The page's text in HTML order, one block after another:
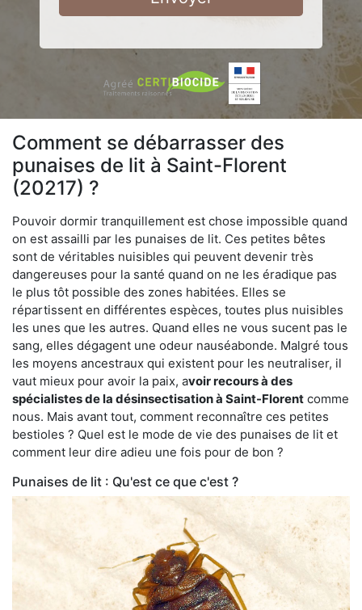
Comment se débarrasser des
punaises de lit à Saint-Florent
(20217) ?
Pouvoir dormir tranquillement est chose impossible quand
on est assailli par les punaises de lit. Ces petites bêtes
sont de véritables nuisibles qui peuvent devenir très
dangereuses pour la santé quand on ne les éradique pas
le plus tôt possible des zones habitées. Elles se
répartissent en différentes espèces, toutes plus nuisibles
les unes que les autres. Quand elles ne vous sucent pas le
sang, elles dégagent une odeur nauséabonde. Malgré tous
les moyens ancestraux qui existent pour les neutraliser, il
vaut mieux pour avoir la paix, avoir recours à des
spécialistes de la désinsectisation à Saint-Florent comme
nous. Mais avant tout, comment reconnaître ces petites
bestioles ? Quel est le mode de vie des punaises de lit et
comment leur dire adieu une fois pour de bon ?
Punaises de lit : Qu'est ce que c'est ?